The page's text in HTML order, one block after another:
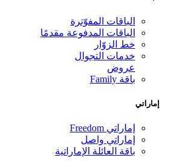
الباقات المفوّترة
الباقات المدفوعة مقدمًا
خط الزوّار
خدمات التجوال
إماراتي Freedom
إماراتي واصل
باقة العائلة الإماراتية